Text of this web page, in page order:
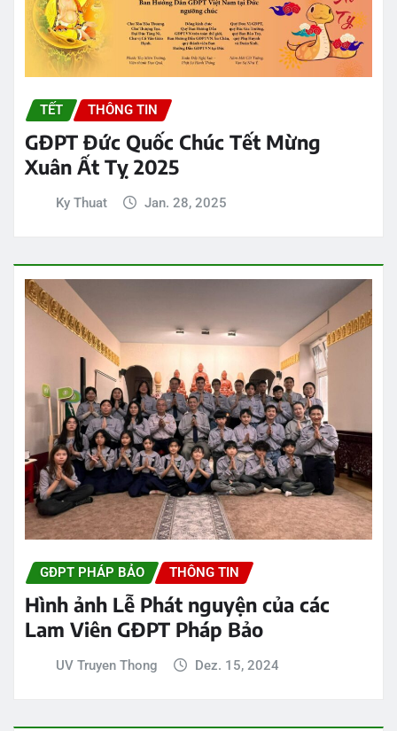
TẾT THÔNG TIN
GĐPT Đức Quốc Chúc Tết Mừng
Xuân Ất Tỵ 2025
Ky Thuat Jan. 28, 2025
GĐPT PHÁP BẢO THÔNG TIN
Hình ảnh Lễ Phát nguyện của các
Lam Viên GĐPT Pháp Bảo
UV Truyen Thong Dez. 15, 2024